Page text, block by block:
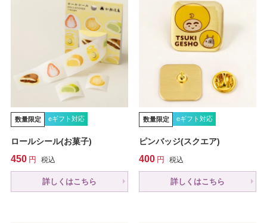
数量限定 eギフト対応
ロールシール(お菓子)
450 税込
詳しくはこちら
数量限定 eギフト対応
ピンバッジ(スクエア)
400 税込
詳しくはこちら